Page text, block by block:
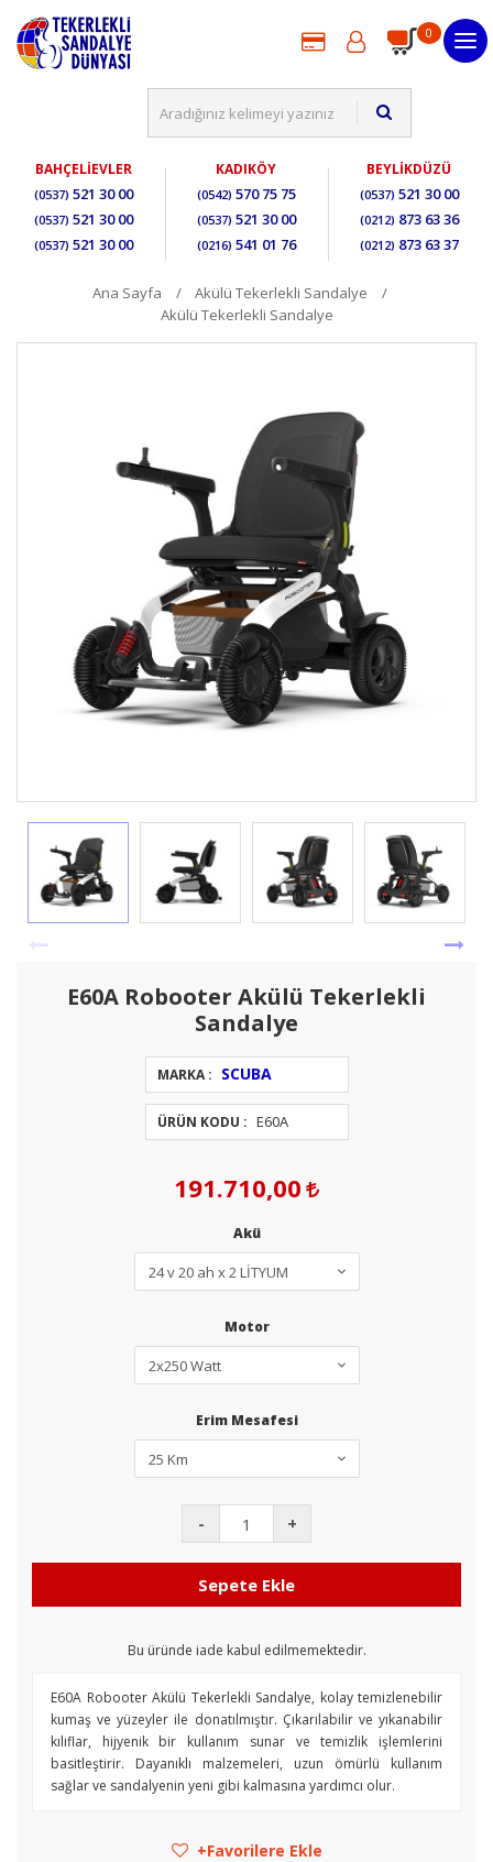
0
BAHÇELİEVLER
(0537) 521 30 00
(0537) 521 30 00
(0537) 521 30 00
KADIKÖY
(0542) 570 75 75
(0537) 521 30 00
(0216) 541 01 76
BEYLİKDÜZÜ
(0537) 521 30 00
(0212) 873 63 36
(0212) 873 63 37
Ana Sayfa
Akülü Tekerlekli Sandalye
Akülü Tekerlekli Sandalye
E60A Robooter Akülü Tekerlekli
Sandalye
MARKA : SCUBA
ÜRÜN KODU : E60A
191.710,00
Akü
Motor
Erim Mesafesi
- +
Sepete Ekle
Bu üründe iade kabul edilmemektedir.
E60A Robooter Akülü Tekerlekli Sandalye, kolay temizlenebilir
kumaş ve yüzeyler ile donatılmıştır. Çıkarılabilir ve yıkanabilir
kılıflar, hijyenik bir kullanım sunar ve temizlik işlemlerini
basitleştirir. Dayanıklı malzemeleri, uzun ömürlü kullanım
sağlar ve sandalyenin yeni gibi kalmasına yardımcı olur.
Favorilere Ekle